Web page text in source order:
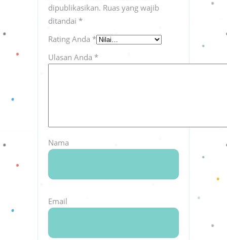
dipublikasikan. Ruas yang wajib
ditandai *
Rating Anda *
Ulasan Anda *
Nama
Email